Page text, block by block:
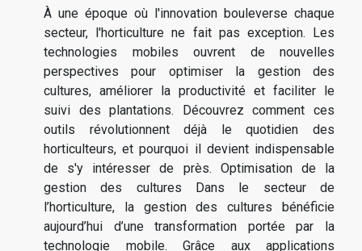
À une époque où l'innovation bouleverse chaque
secteur, l'horticulture ne fait pas exception. Les
technologies mobiles ouvrent de nouvelles
perspectives pour optimiser la gestion des
cultures, améliorer la productivité et faciliter le
suivi des plantations. Découvrez comment ces
outils révolutionnent déjà le quotidien des
horticulteurs, et pourquoi il devient indispensable
de s'y intéresser de près. Optimisation de la
gestion des cultures Dans le secteur de
l’horticulture, la gestion des cultures bénéficie
aujourd’hui d’une transformation portée par la
technologie mobile. Grâce aux applications